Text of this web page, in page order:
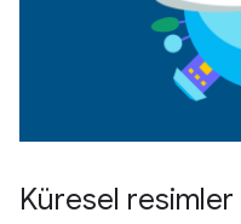
Küresel